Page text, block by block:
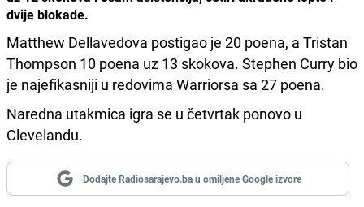
dvije blokade.
Matthew Dellavedova postigao je 20 poena, a Tristan
Thompson 10 poena uz 13 skokova. Stephen Curry bio
je najefikasniji u redovima Warriorsa sa 27 poena.
Naredna utakmica igra se u četvrtak ponovo u
Clevelandu.
Dodajte Radiosarajevo.ba u omiljene Google izvore